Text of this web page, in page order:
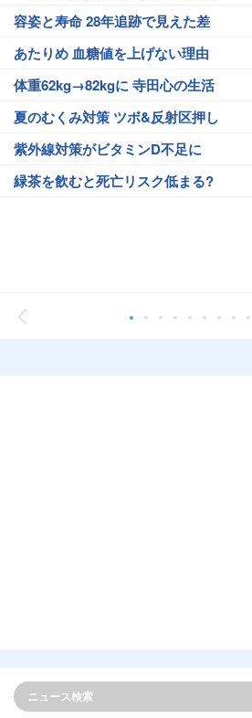
容姿と寿命 28年追跡で見えた差
あたりめ 血糖値を上げない理由
体重62kg→82kgに 寺田心の生活
夏のむくみ対策 ツボ&反射区押し
紫外線対策がビタミンD不足に
緑茶を飲むと死亡リスク低まる?